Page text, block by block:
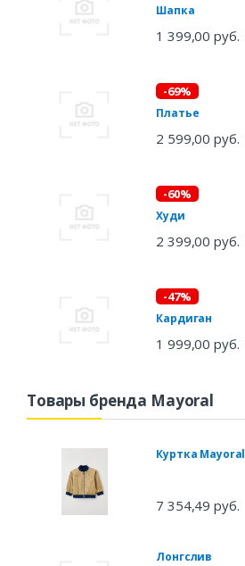
Шапка
1 399,00 руб.
-69%
Платье
2 599,00 руб.
-60%
Худи
2 399,00 руб.
-47%
Кардиган
1 999,00 руб.
Товары бренда Mayoral
Куртка Mayoral
7 354,49 руб.
Лонгслив